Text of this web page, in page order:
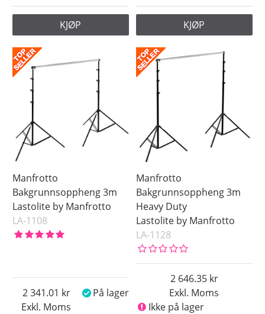
KJØP KJØP
Manfrotto
Bakgrunnsoppheng 3m
Lastolite by Manfrotto
LA-1108
Exkl. Moms
2 341.01 På lager
Manfrotto
Bakgrunnsoppheng 3m
Heavy Duty
Lastolite by Manfrotto
LA-1128
Exkl. Moms
2 646.35
Ikke på lager